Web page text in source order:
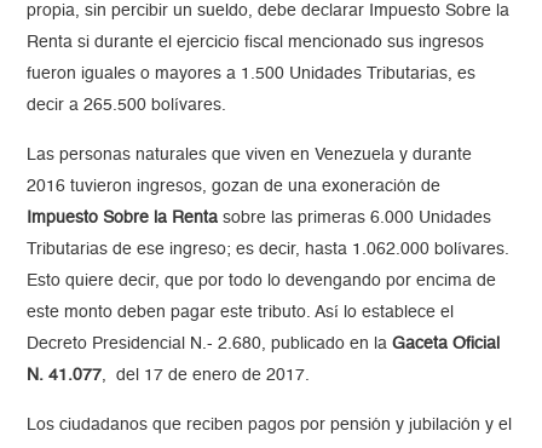
propia, sin percibir un sueldo, debe declarar Impuesto Sobre la
Renta si durante el ejercicio fiscal mencionado sus ingresos
fueron iguales o mayores a 1.500 Unidades Tributarias, es
decir a 265.500 bolívares.
Las personas naturales que viven en Venezuela y durante
2016 tuvieron ingresos, gozan de una exoneración de
Impuesto Sobre la Renta sobre las primeras 6.000 Unidades
Tributarias de ese ingreso; es decir, hasta 1.062.000 bolívares.
Esto quiere decir, que por todo lo devengando por encima de
este monto deben pagar este tributo. Así lo establece el
Decreto Presidencial N.- 2.680, publicado en laGaceta Oficial
N. 41.077, del 17 de enero de 2017.
Los ciudadanos que reciben pagos por pensión y jubilación y el